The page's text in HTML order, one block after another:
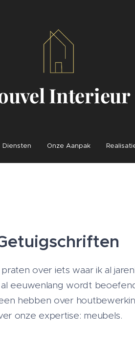
Interieur
Diensten Onze Aanpak
over iets waar ik al
eeuwenlang wordt
hebben over
onze expertise: meubels.